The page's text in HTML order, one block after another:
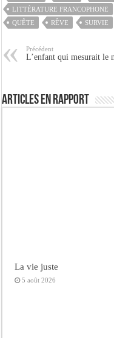
LITTÉRATURE FRANCOPHONE
QUÊTE
RÊVE SURVIE
Précédent
L’enfant qui mesurait le
Articles en rapport
La vie juste
5 août 2026